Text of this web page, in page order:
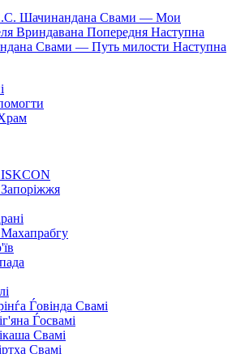
Шачинандана Свами — Мои
Вриндавана Попередня Наступна
Свами — Путь милости Наступна
Ѓовінда Свамі
Ѓосвамі
Свамі
Свамі